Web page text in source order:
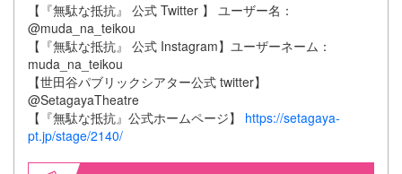
【『無駄な抵抗』 公式 Twitter 】 ユーザー名：
@muda_na_teikou
【『無駄な抵抗』 公式 Instagram】ユーザーネーム：
muda_na_teikou
【世田谷パブリックシアター公式 twitter】
@SetagayaTheatre
【『無駄な抵抗』公式ホームページ】 https://setagaya-
pt.jp/stage/2140/